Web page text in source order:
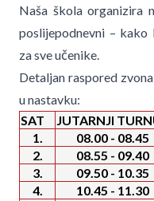
Naša škola organizira
poslijepodnevni – kako
za sve učenike.
Detaljan raspored
u nastavku:
SAT
JUTARNJI
1.
08.00 - 08.45
2.
08.55 - 09.40
3.
09.50 - 10.35
4.
10.45 - 11.30